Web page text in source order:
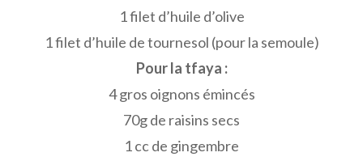
1 filet d’huile d’olive
1 filet d’huile de tournesol (pour la semoule)
Pour la tfaya :
4 gros oignons émincés
70g de raisins secs
1 cc de gingembre